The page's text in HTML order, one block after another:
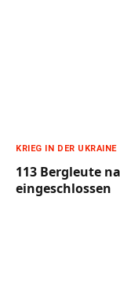
KRIEG IN DER UKRAINE
113 Bergleute
eingeschlossen